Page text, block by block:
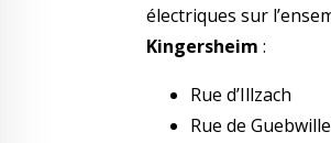
électriques sur
Kingersheim :
Rue d’Illzach
Rue de